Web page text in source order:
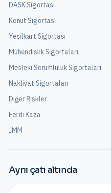
DASK Sigortası
Konut Sigortası
Yeşilkart Sigortası
Mühendislik Sigortaları
Mesleki Sorumluluk Sigortaları
Nakliyat Sigortaları
Diğer Riskler
Ferdi Kaza
İMM
Aynı çatı altında